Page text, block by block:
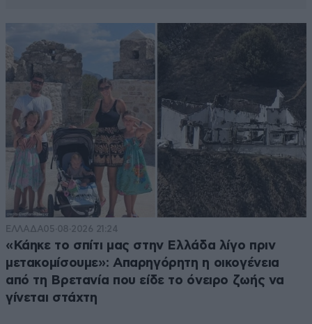
ΕΛΛΑΔΑ05·08·2026 21:24
«Κάηκε το σπίτι μας στην Ελλάδα λίγο πριν
μετακομίσουμε»: Απαρηγόρητη η οικογένεια
από τη Βρετανία που είδε το όνειρο ζωής να
γίνεται στάχτη